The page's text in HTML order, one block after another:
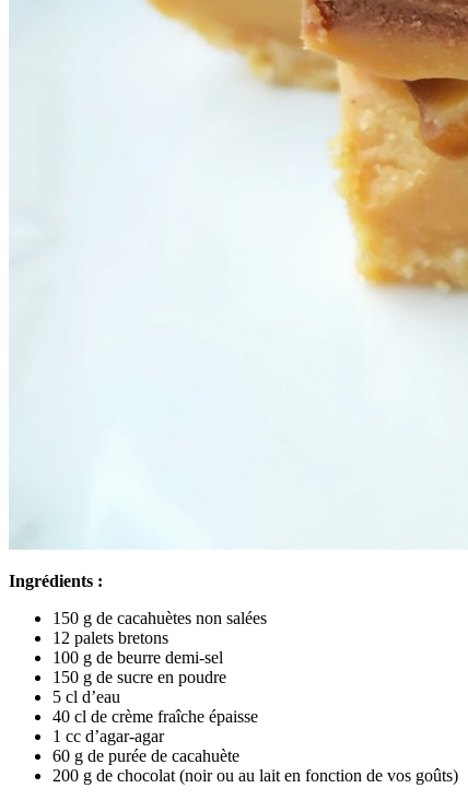
Ingrédients :
150 g de cacahuètes non salées
12 palets bretons
100 g de beurre demi-sel
150 g de sucre en poudre
5 cl d’eau
40 cl de crème fraîche épaisse
1 cc d’agar-agar
60 g de purée de cacahuète
200 g de chocolat (noir ou au lait en fonction de vos goûts)